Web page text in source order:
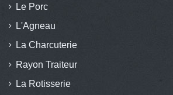
Le Porc
L'Agneau
La Charcuterie
Rayon Traiteur
La Rotisserie